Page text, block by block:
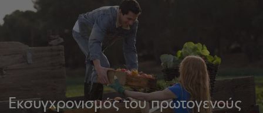
Εκσυγχρονισμός του πρωτογενούς